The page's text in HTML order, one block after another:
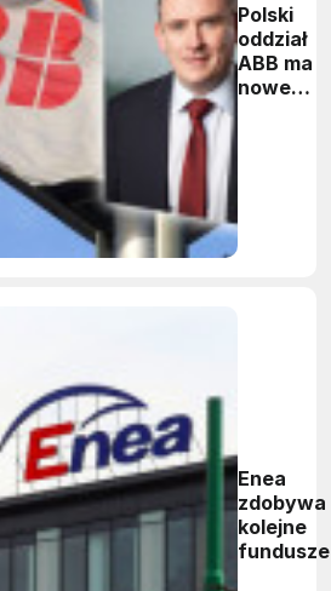
Polski
oddział
ABB ma
nowego
Enea
zdobywa
kolejne